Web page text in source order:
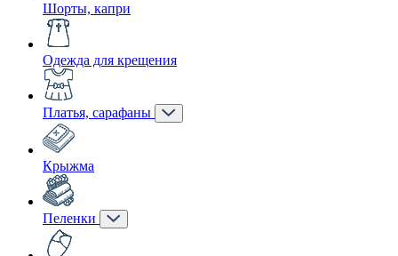
Шорты, капри
Одежда для крещения
Платья, сарафаны
Крыжма
Пеленки